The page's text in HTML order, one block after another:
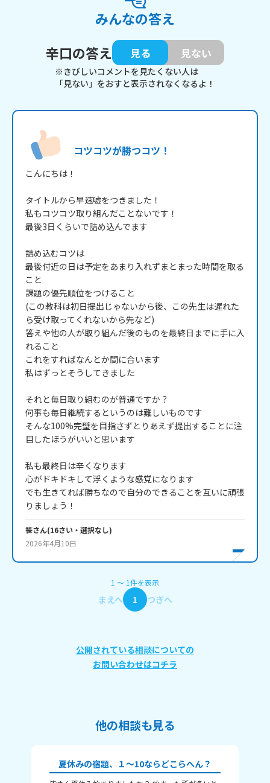
みんなの答え
辛口の答え
見る 見ない
※きびしいコメントを見たくない人は
「見ない」をおすと表示されなくなるよ！
コツコツが勝つコツ！
こんにちは！
タイトルから早速嘘をつきました！
私もコツコツ取り組んだことないです！
最後3日くらいで詰め込んでます
詰め込むコツは
最後付近の日は予定をあまり入れずまとまった時間を取る
こと
課題の優先順位をつけること
(この教科は初日提出じゃないから後、この先生は遅れた
ら受け取ってくれないから先など)
答えや他の人が取り組んだ後のものを最終日までに手に入
れること
これをすればなんとか間に合います
私はずっとそうしてきました
それと毎日取り組むのが普通ですか？
何事も毎日継続するというのは難しいものです
そんな100%完璧を目指さずとりあえず提出することに注
目したほうがいいと思います
私も最終日は辛くなります
心がドキドキして浮くような感覚になります
でも生きてれば勝ちなので自分のできることを互いに頑張
りましょう！
笹さん(16さい・ 選択なし)
2026年4月10日
1 〜 1件を表示
まえへ 1 つぎへ
公開されている相談についての
お問い合わせはコチラ
他の相談も見る
夏休みの宿題、１～10ならどこらへん？